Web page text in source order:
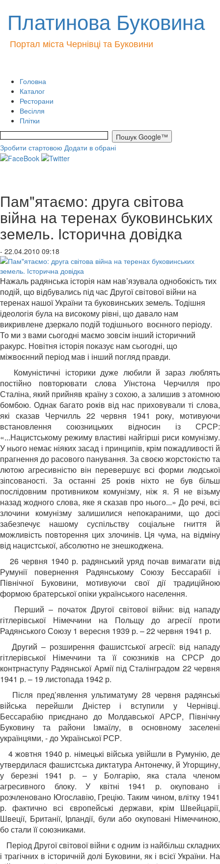
Платинова Буковина
Портал міста Чернівці та Буковини
Головна
Каталог
Ресторани
Весілля
Плітки
Зробити стартовою Додати в обрані
Пам"ятаємо: друга світова
війна на теренах буковинських
земель. Історична довідка
- 22.04.2010 09:18
Нажаль радянська історія нам нав’язувала однобокість тих
подій, що відбувались під час Другої світової війни на
теренах нашої України та буковинських земель. Тодішня
ідеологія була на високому рівні, що давало нам
викривлене дзеркало подій тодішнього воєнного періоду.
То ми з вами сьогодні маємо зовсім інший історичний
ракурс. Новітня історія показує нам сьогодні, що
міжвоєнний період мав і інший погляд правди.
Комуністичні історики дуже любили й зараз люблять
постійно повторювати слова Уїнстона Черчилля про
Сталіна, який прийняв країну з сохою, а залишив з атомною
бомбою. Однак багато років від нас приховували ті слова,
які сказав Черчилль 22 червня 1941 року, мотивуючи
встановлення союзницьких відносин із СРСР:
«...Нацистському режиму властиві найгірші риси комунізму.
У нього немає ніяких засад і принципів, крім пожадливості й
прагнення до расового панування. За своєю жорстокістю та
лютою агресивністю він перевершує всі форми людської
зіпсованості. За останні 25 років ніхто не був більш
послідовним противником комунізму, ніж я. Я не візьму
назад жодного слова, яке я сказав про нього...» До речі, всі
злочини комунізму залишилися непокараними, що досі
забезпечує нашому суспільству соціальне гниття й
можливість повторення цих злочинів. Ця чума, на відміну
від нацистської, абсолютно не знешкоджена.
26 червня 1940 р. радянський уряд почав вимагати від
Румунії повернення Радянському Союзу Бессарабії і
Північної Буковини, мотивуючи свої дії традиційною
формою братерської опіки українського населення.
Перший – початок Другої світової війни: від нападу
гітлерівської Німеччини на Польщу до агресії проти
Радянського Союзу 1 вересня 1939 р. – 22 червня 1941 р.
Другий – розширення фашистської агресії: від нападу
гітлерівської Німеччини та її союзників на СРСР до
контрнаступу Радянської Армії під Сталінградом 22 червня
1941 р. – 19 листопада 1942 р.
Після пред’явлення ультиматуму 28 червня радянські
війська перейшли Дністер і вступили у Чернівці.
Бессарабію приєднано до Молдавської АРСР, Північну
Буковину та райони Ізмаїлу, в основному заселені
українцями, - до Української РСР.
4 жовтня 1940 р. німецькі війська увійшли в Румунію, де
утвердилася фашистська диктатура Антонечку, й Угорщину,
у березні 1941 р. – у Болгарію, яка стала членом
агресивного блоку. У квітні 1941 р. окуповано і
розчленовано Югославію, Грецію. Таким чином, влітку 1941
р. фактично всі європейські держави, крім Швейцарії,
Швеції, Британії, Ірландії, були або окуповані Німеччиною,
бо стали її союзниками.
Період Другої світової війни є одним із найбільш складних
і трагічних в історичній долі Буковини, як і всієї України. На